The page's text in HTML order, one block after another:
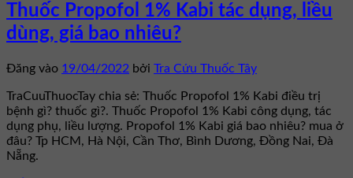
Thuốc Propofol 1% Kabi tác dụng, liều
dùng, giá bao nhiêu?
Đăng vào 19/04/2022 bởi Tra Cứu Thuốc Tây
TraCuuThuocTay chia sẻ: Thuốc Propofol 1% Kabi điều trị
bệnh gì? thuốc gì?. Thuốc Propofol 1% Kabi công dụng, tác
dụng phụ, liều lượng. Propofol 1% Kabi giá bao nhiêu? mua ở
đâu? Tp HCM, Hà Nội, Cần Thơ, Bình Dương, Đồng Nai, Đà
Nẵng.